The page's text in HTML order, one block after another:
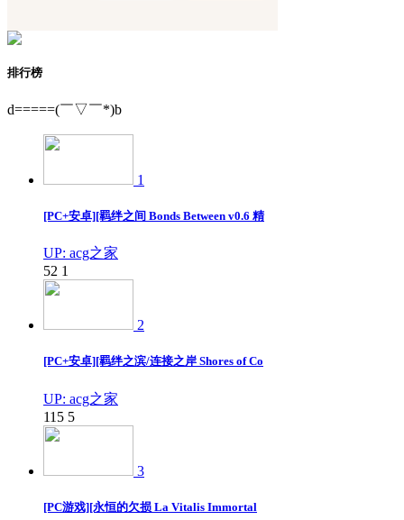
排行榜
d=====(￣▽￣*)b
1
[PC+安卓][羁绊之间 Bonds Between v0.6 精
UP: acg之家
52 1
2
[PC+安卓][羁绊之滨/连接之岸 Shores of Co
UP: acg之家
115 5
3
[PC游戏][永恒的欠损 La Vitalis Immortal